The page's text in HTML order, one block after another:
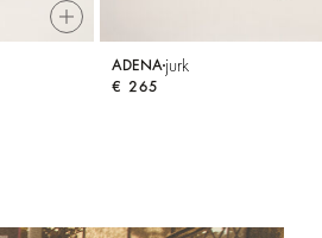
ADENA jurk
€ 265